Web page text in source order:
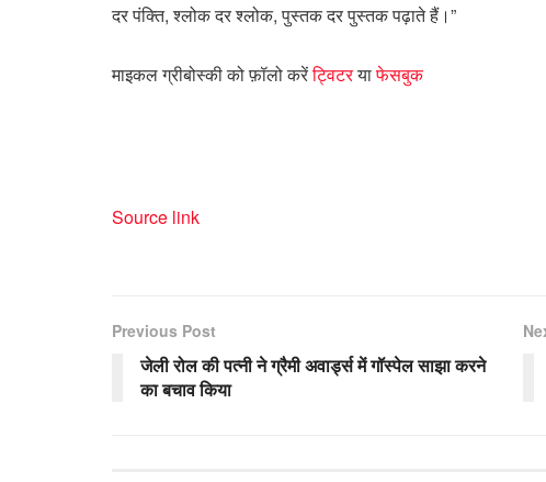
दर पंक्ति, श्लोक दर श्लोक, पुस्तक दर पुस्तक पढ़ाते हैं।”
माइकल ग्रीबोस्की को फ़ॉलो करेंट्विटरयाफेसबुक
Source link
Previous Post
जेली रोल की पत्नी ने ग्रैमी अवार्ड्स में गॉस्पेल साझा करने
का बचाव किया